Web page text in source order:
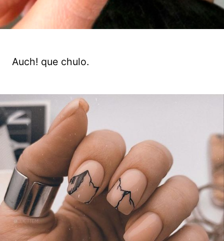
Auch! que chulo.